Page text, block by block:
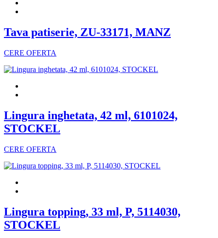
Tava patiserie, ZU-33171, MANZ
CERE OFERTA
Lingura inghetata, 42 ml, 6101024,
STOCKEL
CERE OFERTA
Lingura topping, 33 ml, P, 5114030,
STOCKEL